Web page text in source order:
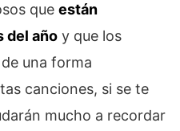
que están
del año y que los
una forma
canciones, si se te
mucho a recordar